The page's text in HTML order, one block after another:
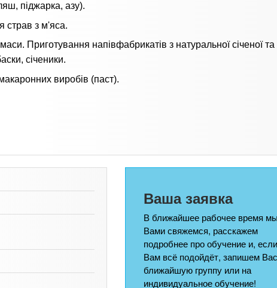
піджарка, азу).
страв з м'яса.
Приготування напівфабрикатів з натуральної січеної та
січеники.
виробів (паст).
Ваша заявка
В ближайшее рабочее время
Вами свяжемся, расскажем
подробнее про обучение и, если
Вам всё подойдёт, запишем
ближайшую группу или на
индивидуальное обучение!